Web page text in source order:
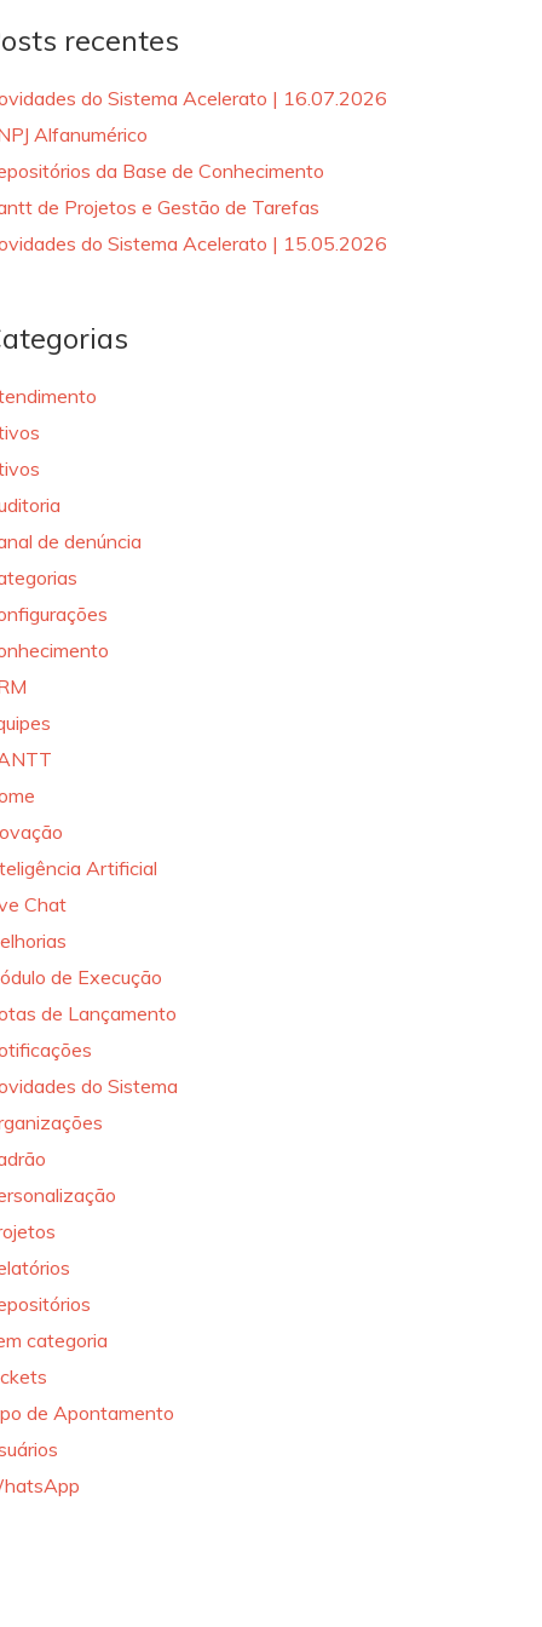
recentes
do Sistema Acelerato | 16.07.2026
Alfanumérico
da Base de Conhecimento
de Projetos e Gestão de Tarefas
do Sistema Acelerato | 15.05.2026
de denúncia
Artificial
Chat
de Execução
de Lançamento
do Sistema
categoria
de Apontamento